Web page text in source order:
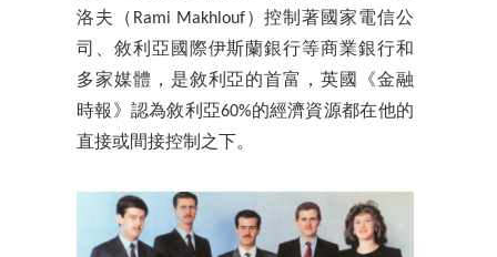
洛夫（Rami Makhlouf）控制著國家電信公
司、敘利亞國際伊斯蘭銀行等商業銀行和
多家媒體，是敘利亞的首富，英國《金融
時報》認為敘利亞60%的經濟資源都在他的
直接或間接控制之下。